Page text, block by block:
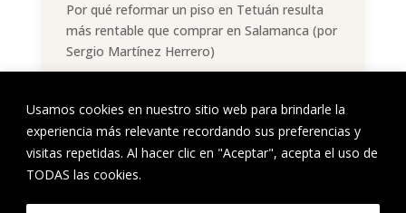
Usamos cookies en nuestro sitio web para brindarle la
experiencia más relevante recordando sus preferencias y
visitas repetidas. Al hacer clic en "Aceptar", acepta el uso de
TODAS las cookies.
Por qué reformar un piso en Tetuán resulta
más rentable que comprar en Salamanca (por
Sergio Martínez Herrero)
vivienda en Madrid, entrevista a Dunia
Sánchez Aguilar, CEO de Morgana Properties.
Claves del Éxito en el Sector Inmobiliario